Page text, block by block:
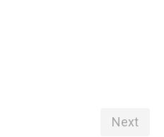
Next